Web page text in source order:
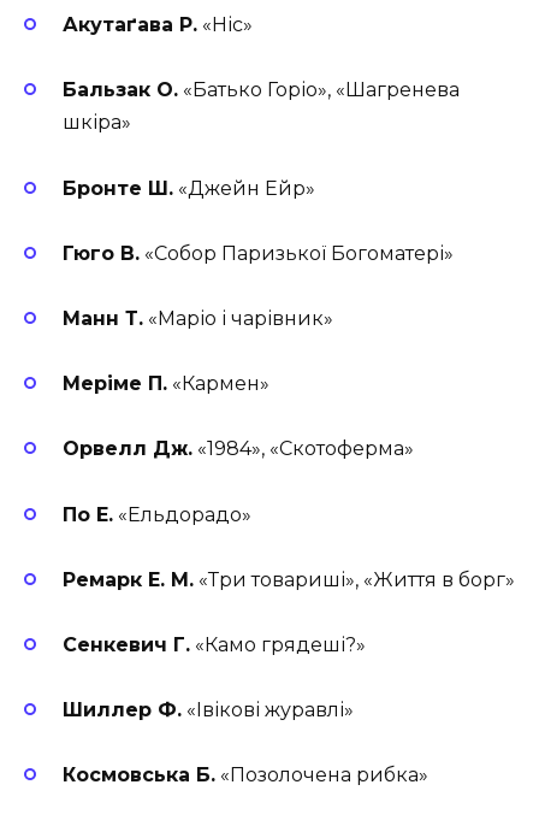
Акутаґава Р. «Ніс»
Бальзак О. «Батько Горіо», «Шагренева
шкіра»
Бронте Ш. «Джейн Ейр»
Гюго В. «Собор Паризької Богоматері»
Манн Т. «Маріо і чарівник»
Меріме П. «Кармен»
Орвелл Дж. «1984», «Скотоферма»
По Е. «Ельдорадо»
Ремарк Е. М. «Три товариші», «Життя в борг»
Сенкевич Г. «Камо грядеші?»
Шиллер Ф. «Івікові журавлі»
Космовська Б. «Позолочена рибка»